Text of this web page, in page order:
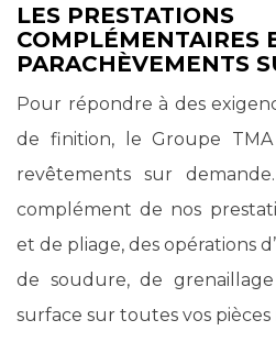
LES PRESTATIONS
COMPLÉMENTAIRES
PARACHÈVEMENTS
Pour répondre à des
de finition, le Groupe
revêtements sur
complément de nos
et de pliage, des opérations
de soudure, de
surface sur toutes vos